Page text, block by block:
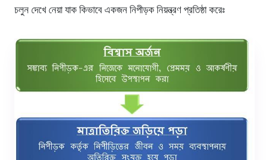
চলুন দেখে নেয়া যাক কিভাবে একজন নিপীড়ক নিয়ন্ত্রণ প্রতিষ্ঠা করেঃ